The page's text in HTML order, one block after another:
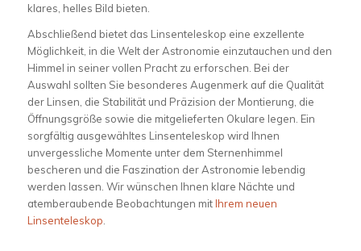
klares, helles Bild bieten.
Abschließend bietet das Linsenteleskop eine exzellente
Möglichkeit, in die Welt der Astronomie einzutauchen und den
Himmel in seiner vollen Pracht zu erforschen. Bei der
Auswahl sollten Sie besonderes Augenmerk auf die Qualität
der Linsen, die Stabilität und Präzision der Montierung, die
Öffnungsgröße sowie die mitgelieferten Okulare legen. Ein
sorgfältig ausgewähltes Linsenteleskop wird Ihnen
unvergessliche Momente unter dem Sternenhimmel
bescheren und die Faszination der Astronomie lebendig
werden lassen. Wir wünschen Ihnen klare Nächte und
atemberaubende Beobachtungen mitIhrem neuen
Linsenteleskop